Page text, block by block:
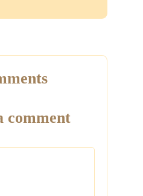
comment